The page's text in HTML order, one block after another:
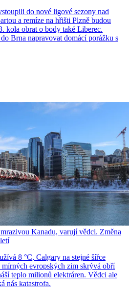
do nové ligové sezony nad
a remíze na hřišti Plzně budou
kola obrat o body také Liberec.
Brna napravovat domácí porážku s
Kanadu, varují vědci. Změna
8 °C, Calgary na stejné šířce
evropských zim skrývá obří
teplo milionů elektráren. Vědci ale
nás katastrofa.